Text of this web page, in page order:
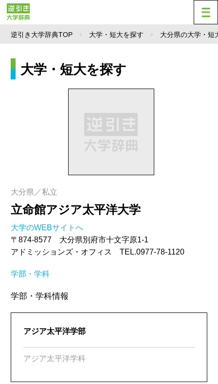
逆引き大学辞典TOP 大学・短大を探す 大分県の大学・短
大学・短大を探す
大分県／私立
立命館アジア太平洋大学
大学のWEBサイトへ
〒874-8577 大分県別府市十文字原1-1
アドミッションズ・オフィス TEL.0977-78-1120
学部・学科
学部・学科情報
アジア太平洋学部
アジア太平洋学科